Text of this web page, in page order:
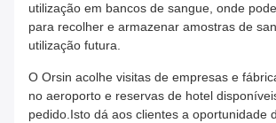
utilização em bancos de sangue, onde
para recolher e armazenar amostras de
utilização futura.
O Orsin acolhe visitas de empresas e
no aeroporto e reservas de hotel
pedido.Isto dá aos clientes a oportunidade